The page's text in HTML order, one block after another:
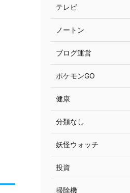
テレビ
ノートン
ブログ運営
ポケモンGO
健康
分類なし
妖怪ウォッチ
投資
掃除機